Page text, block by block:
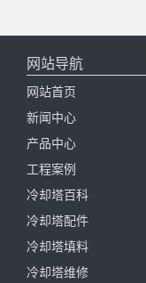
网站导航
网站首页
新闻中心
产品中心
工程案例
冷却塔百科
冷却塔配件
冷却塔填料
冷却塔维修